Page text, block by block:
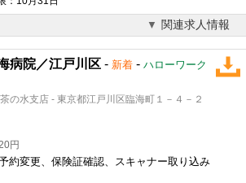
関連求人情報
病院／江戸川区 - 新着 - ハローワーク
水支店 - 東京都江戸川区臨海町１－４－２
円
約変更、保険証確認、スキャナー取り込み